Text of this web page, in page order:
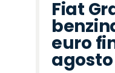
Fiat
euro
agosto